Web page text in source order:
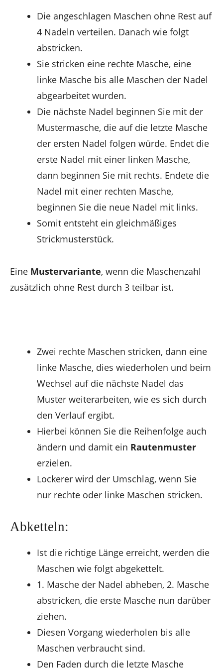
Die angeschlagen Maschen ohne Rest auf
4 Nadeln verteilen. Danach wie folgt
abstricken.
Sie stricken eine rechte Masche, eine
linke Masche bis alle Maschen der Nadel
abgearbeitet wurden.
Die nächste Nadel beginnen Sie mit der
Mustermasche, die auf die letzte Masche
der ersten Nadel folgen würde. Endet die
erste Nadel mit einer linken Masche,
dann beginnen Sie mit rechts. Endete die
Nadel mit einer rechten Masche,
beginnen Sie die neue Nadel mit links.
Somit entsteht ein gleichmäßiges
Strickmusterstück.
Eine Mustervariante, wenn die Maschenzahl
zusätzlich ohne Rest durch 3 teilbar ist.
Zwei rechte Maschen stricken, dann eine
linke Masche, dies wiederholen und beim
Wechsel auf die nächste Nadel das
Muster weiterarbeiten, wie es sich durch
den Verlauf ergibt.
Hierbei können Sie die Reihenfolge auch
ändern und damit ein Rautenmuster
erzielen.
Lockerer wird der Umschlag, wenn Sie
nur rechte oder linke Maschen stricken.
Abketteln:
Ist die richtige Länge erreicht, werden die
Maschen wie folgt abgekettelt.
1. Masche der Nadel abheben, 2. Masche
abstricken, die erste Masche nun darüber
ziehen.
Diesen Vorgang wiederholen bis alle
Maschen verbraucht sind.
Den Faden durch die letzte Masche